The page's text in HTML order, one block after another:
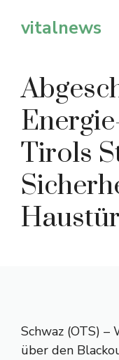
Inhaltvitalnews
Tirols
Schwaz (OTS) –
über den